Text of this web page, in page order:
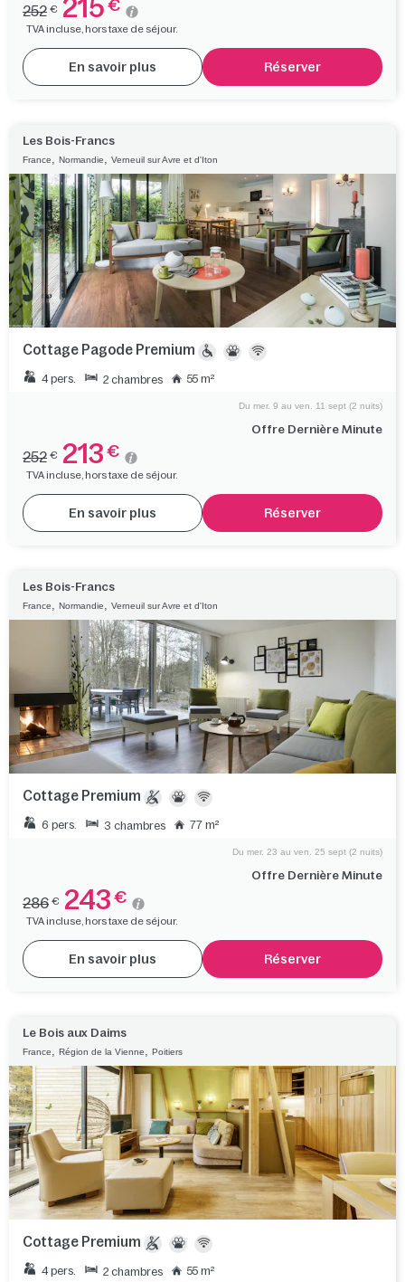
252 € 215 €
TVA incluse, hors taxe de séjour.
En savoir plus Réserver
Les Bois-Francs
France Normandie Verneuil sur Avre et d'Iton
Cottage Pagode Premium
4 pers. 2 chambres 55 m²
Offre Dernière Minute
Du mer. 9 au ven. 11 sept (2 nuits)
252 € 213 €
TVA incluse, hors taxe de séjour.
En savoir plus Réserver
Les Bois-Francs
France Normandie Verneuil sur Avre et d'Iton
Cottage Premium
6 pers. 3 chambres 77 m²
Offre Dernière Minute
Du mer. 23 au ven. 25 sept (2 nuits)
286 € 243 €
TVA incluse, hors taxe de séjour.
En savoir plus Réserver
Le Bois aux Daims
France Région de la Vienne Poitiers
Cottage Premium
4 pers. 2 chambres 55 m²